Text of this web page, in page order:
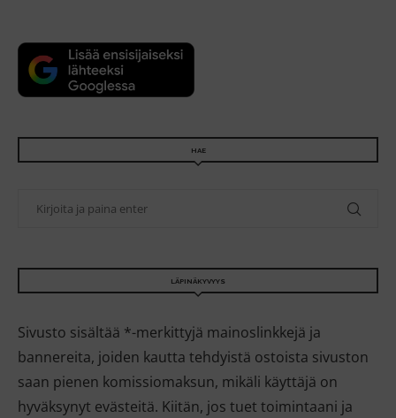
HAE
LÄPINÄKYVYYS
Sivusto sisältää *-merkittyjä mainoslinkkejä ja
bannereita, joiden kautta tehdyistä ostoista sivuston
saan pienen komissiomaksun, mikäli käyttäjä on
hyväksynyt evästeitä. Kiitän, jos tuet toimintaani ja